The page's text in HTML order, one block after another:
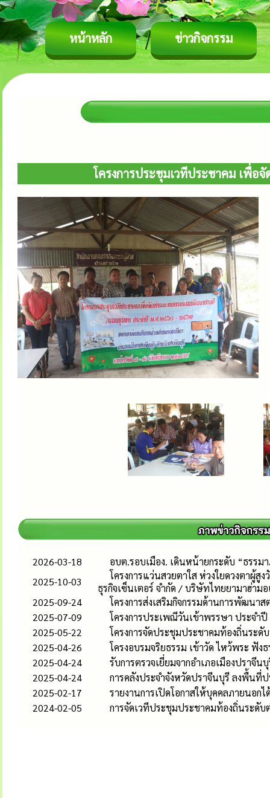
หน้าหลัก ข่าวกิจกรรม
โครงการประชุมเวทีประชาคม เ
2026-03-18
อบต.รอบเมือง. เดินหน้ายกระดับ “ธรรม
2025-10-03
โครงการแว่นสวยตาใส ห่วงใยดวงตาผู้
ธุรกิจเซ็นเตอร์ จำกัด / บริษัทไทยยามาฮ่าม
2025-09-24
โครงการส่งเสริมกิจกรรมด้านการพัฒนา
2025-07-09
โครงการประเพณีวันเข้าพรรษา ประจำ
2025-05-22
โครงการจัดประชุมประชาคมท้องถิ่นระ
2025-04-26
โครงอบรมจริยธรรม เข้าวัด ไหว้พระ ฟั
2025-04-24
รับการตรวจเยี่ยมจากอำเภอเมืองปราจีน
2025-04-24
การคลังประจำจังหวัดปราจีนบุรี ลงพื้นที่
2025-02-17
รายงานการเปิดโอกาสให้บุคคลภายนอก
2024-02-05
การจัดเวทีประชุมประชาคมท้องถิ่นระ